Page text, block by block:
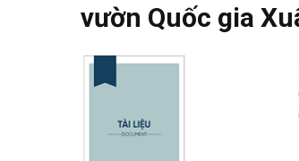
vườn Quốc gia